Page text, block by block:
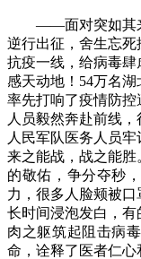
——面对突如其来
逆行出征，舍生忘
抗疫一线，给病毒
感天动地！54万名湖
率先打响了疫情防控
人员毅然奔赴前线
人民军队医务人员
来之能战，战之能
的敬佑，争分夺秒
力，很多人脸颊被
长时间浸泡发白，有
肉之躯筑起阻击病
命，诠释了医者仁